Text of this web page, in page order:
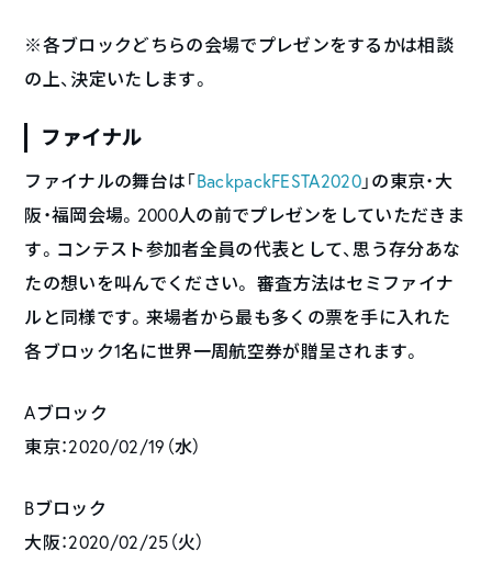
※各ブロックどちらの会場でプレゼンをするかは相談
の上、決定いたします。
ファイナル
ファイナルの舞台は「BackpackFESTA2020」の東京・大
阪・福岡会場。2000人の前でプレゼンをしていただきま
す。コンテスト参加者全員の代表として、思う存分あな
たの想いを叫んでください。 審査方法はセミファイナ
ルと同様です。来場者から最も多くの票を手に入れた
各ブロック1名に世界一周航空券が贈呈されます。
Aブロック
東京：2020/02/19（水）
Bブロック
大阪：2020/02/25（火）